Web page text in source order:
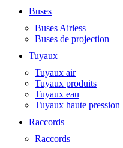
Buses
Buses Airless
Buses de projection
Tuyaux
Tuyaux air
Tuyaux produits
Tuyaux eau
Tuyaux haute pression
Raccords
Raccords